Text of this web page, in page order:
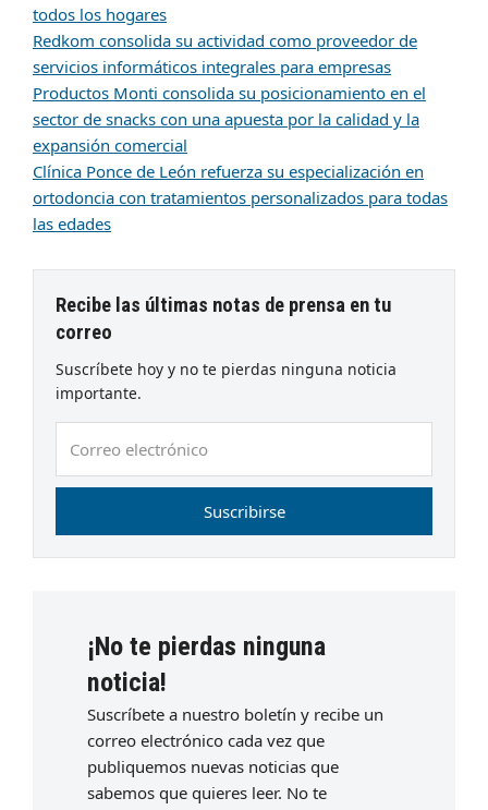
todos los hogares
Redkom consolida su actividad como proveedor de
servicios informáticos integrales para empresas
Productos Monti consolida su posicionamiento en el
sector de snacks con una apuesta por la calidad y la
expansión comercial
Clínica Ponce de León refuerza su especialización en
ortodoncia con tratamientos personalizados para todas
las edades
Recibe las últimas notas de prensa en tu
correo
Suscríbete hoy y no te pierdas ninguna noticia
importante.
electrónico
Suscribirse
¡No te pierdas ninguna
noticia!
Suscríbete a nuestro boletín y recibe un
correo electrónico cada vez que
publiquemos nuevas noticias que
sabemos que quieres leer. No te